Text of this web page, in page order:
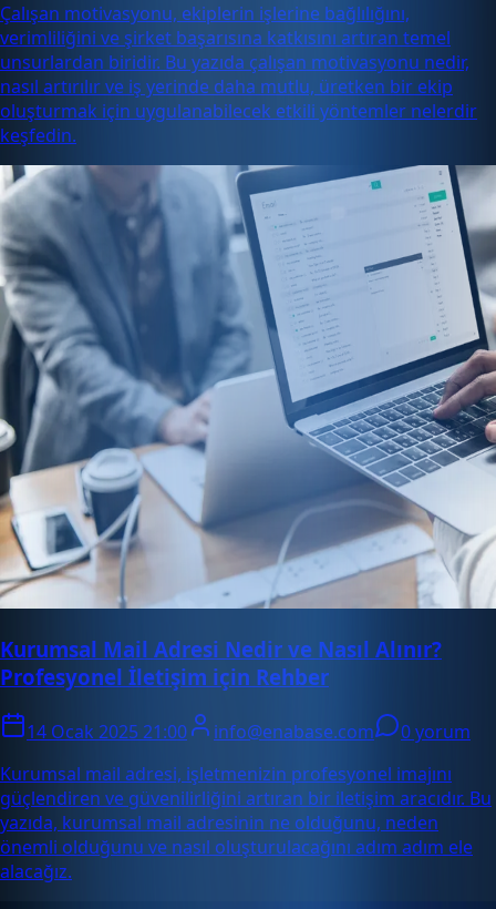
Çalışan motivasyonu, ekiplerin işlerine bağlılığını,
verimliliğini ve şirket başarısına katkısını artıran temel
unsurlardan biridir. Bu yazıda çalışan motivasyonu nedir,
nasıl artırılır ve iş yerinde daha mutlu, üretken bir ekip
oluşturmak için uygulanabilecek etkili yöntemler nelerdir
keşfedin.
Kurumsal Mail Adresi Nedir ve Nasıl Alınır?
Profesyonel İletişim için Rehber
14 Ocak 2025 21:00 info@enabase.com
0 yorum
Kurumsal mail adresi, işletmenizin profesyonel imajını
güçlendiren ve güvenilirliğini artıran bir iletişim aracıdır. Bu
yazıda, kurumsal mail adresinin ne olduğunu, neden
önemli olduğunu ve nasıl oluşturulacağını adım adım ele
alacağız.